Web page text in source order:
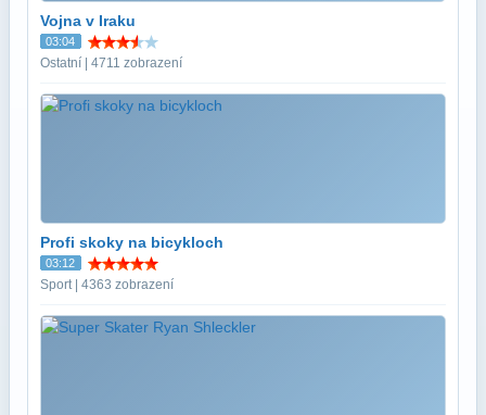
Vojna v Iraku
03:04
Ostatní | 4711 zobrazení
Profi skoky na bicykloch
03:12
Sport | 4363 zobrazení